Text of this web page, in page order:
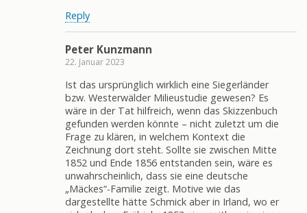
Reply
Peter Kunzmann
22. Januar 2023
Ist das ursprünglich wirklich eine Siegerländer
bzw. Westerwälder Milieustudie gewesen? Es
wäre in der Tat hilfreich, wenn das Skizzenbuch
gefunden werden könnte – nicht zuletzt um die
Frage zu klären, in welchem Kontext die
Zeichnung dort steht. Sollte sie zwischen Mitte
1852 und Ende 1856 entstanden sein, wäre es
unwahrscheinlich, dass sie eine deutsche
„Mäckes“-Familie zeigt. Motive wie das
dargestellte hätte Schmick aber in Irland, wo er